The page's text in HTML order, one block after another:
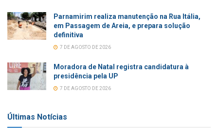
Parnamirim realiza manutenção na Rua Itália,
em Passagem de Areia, e prepara solução
definitiva
7 DE AGOSTO DE 2026
Moradora de Natal registra candidatura à
presidência pela UP
7 DE AGOSTO DE 2026
Últimas Notícias